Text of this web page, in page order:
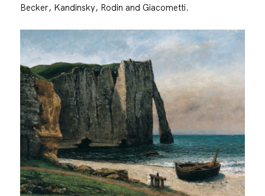
Becker, Kandinsky, Rodin and Giacometti.